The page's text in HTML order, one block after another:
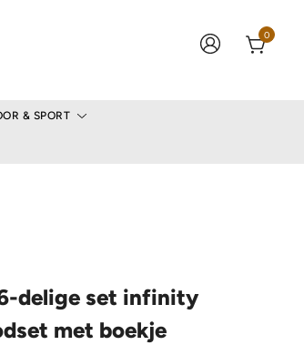
0
& SPORT
delige set infinity
met boekje